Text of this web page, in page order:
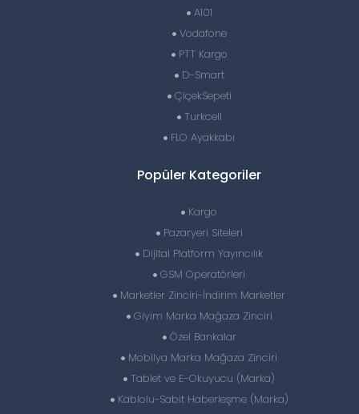
A101
Vodafone
PTT Kargo
D-Smart
ÇiçekSepeti
Turkcell
FLO Ayakkabı
Popüler Kategoriler
Kargo
Pazaryeri Siteleri
Dijital Platform Yayıncılık
GSM Operatörleri
Marketler Zinciri-İndirim Marketler
Giyim Marka Mağaza Zinciri
Özel Bankalar
Mobilya Marka Mağaza Zinciri
Tablet ve E-Okuyucu (Marka)
Kablolu-Sabit Haberleşme (Marka)